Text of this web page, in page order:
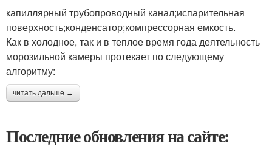
капиллярный трубопроводный канал;испарительная
поверхность;конденсатор;компрессорная емкость.
Как в холодное, так и в теплое время года деятельность
морозильной камеры протекает по следующему
алгоритму:
читать дальше →
Последние обновления на сайте: